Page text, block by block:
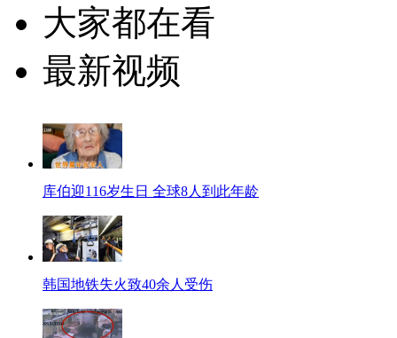
大家都在看
最新视频
库伯迎116岁生日 全球8人到此年龄
韩国地铁失火致40余人受伤